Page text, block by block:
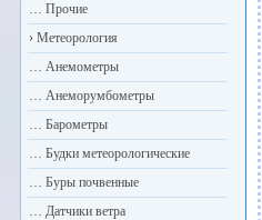
… Прочие
› Метеорология
… Анемометры
… Анеморумбометры
… Барометры
… Будки метеорологические
… Буры почвенные
… Датчики ветра